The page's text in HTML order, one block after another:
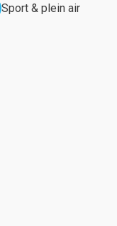
Sport & plein air